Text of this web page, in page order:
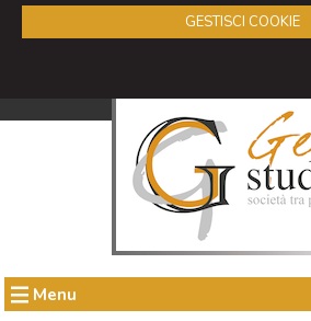
GESTISCI COOKIE
Menu